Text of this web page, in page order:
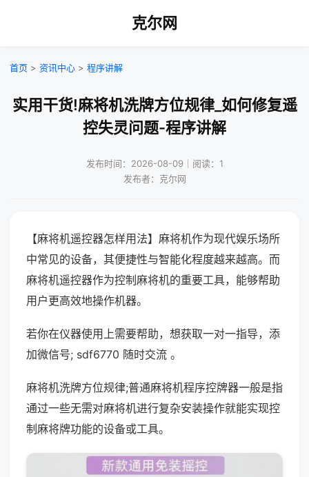
克尔网
首页 > 资讯中心 > 程序讲解
实用干货!麻将机洗牌方位规律_如何修复遥
控失灵问题-程序讲解
发布时间：2026-08-09｜阅读：1
发布者：克尔网
【麻将机遥控器怎样用法】麻将机作为现代娱乐场所
中常见的设备，其便捷性与智能化程度越来越高。而
麻将机遥控器作为控制麻将机的重要工具，能够帮助
用户更高效地操作机器。
若你在仪器使用上需要帮助，想获取一对一指导，添
加微信号; sdf6770 随时交流 。
麻将机洗牌方位规律;普通麻将机程序控牌器一般是指
通过一些无需对麻将机进行复杂安装操作就能实现控
制麻将牌功能的设备或工具。